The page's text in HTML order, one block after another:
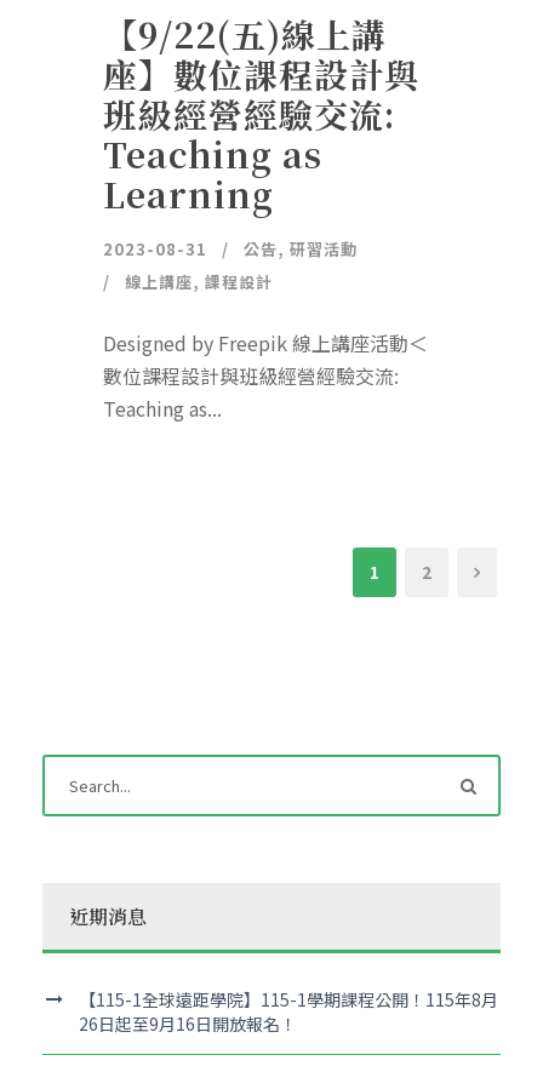
【9/22(五)線上講
座】數位課程設計與
班級經營經驗交流:
Teaching as
Learning
2023-08-31 公告, 研習活動
線上講座, 課程設計
Designed by Freepik 線上講座活動＜
數位課程設計與班級經營經驗交流:
Teaching as...
1 2
近期消息
【115-1全球遠距學院】115-1學期課程公開！115年8月
26日起至9月16日開放報名！